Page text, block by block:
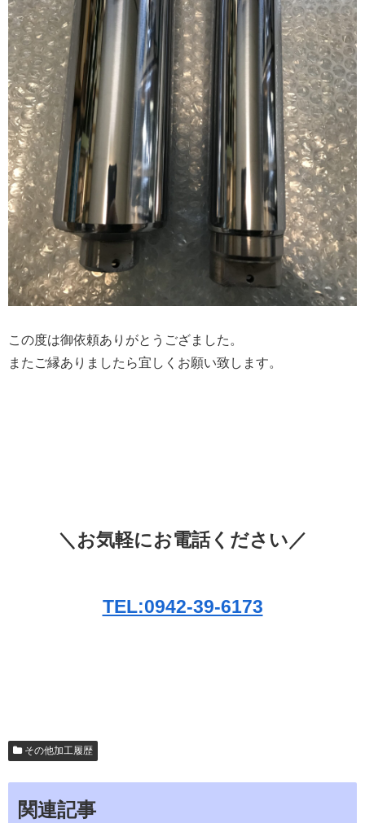
この度は御依頼ありがとうござました。
またご縁ありましたら宜しくお願い致します。
＼お気軽にお電話ください／
TEL:0942-39-6173
その他加工履歴
関連記事